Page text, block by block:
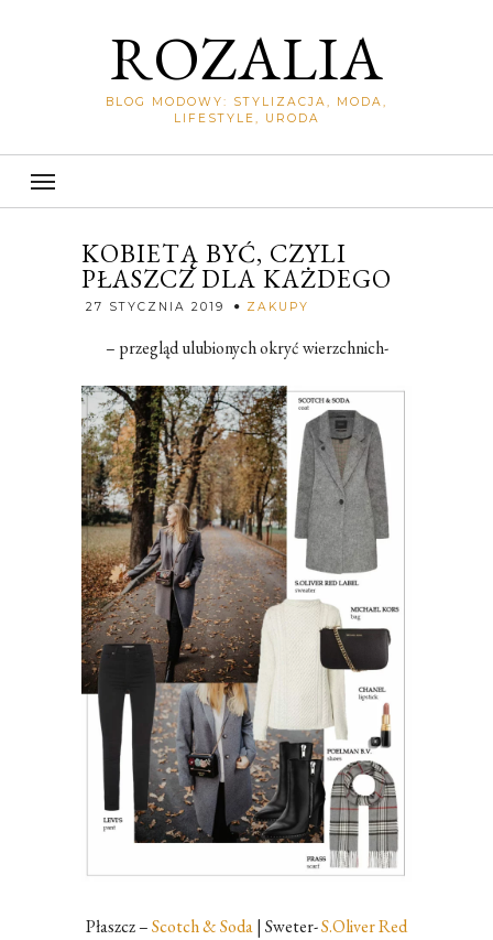
ROZALIA
BLOG MODOWY: STYLIZACJA, MODA,
LIFESTYLE, URODA
KOBIETĄ BYĆ, CZYLI
PŁASZCZ DLA KAŻDEGO
27 STYCZNIA 2019 ZAKUPY
– przegląd ulubionych okryć wierzchnich-
Płaszcz –Scotch & Soda| Sweter-S.Oliver Red